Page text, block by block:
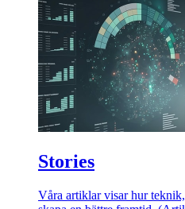
Stories
Våra artiklar visar hur